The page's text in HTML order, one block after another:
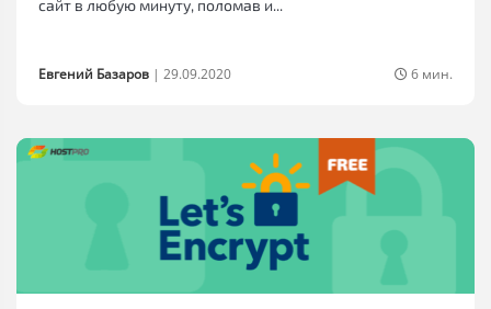
сайт в любую минуту, поломав и...
Евгений Базаров | 29.09.2020 6 мин.